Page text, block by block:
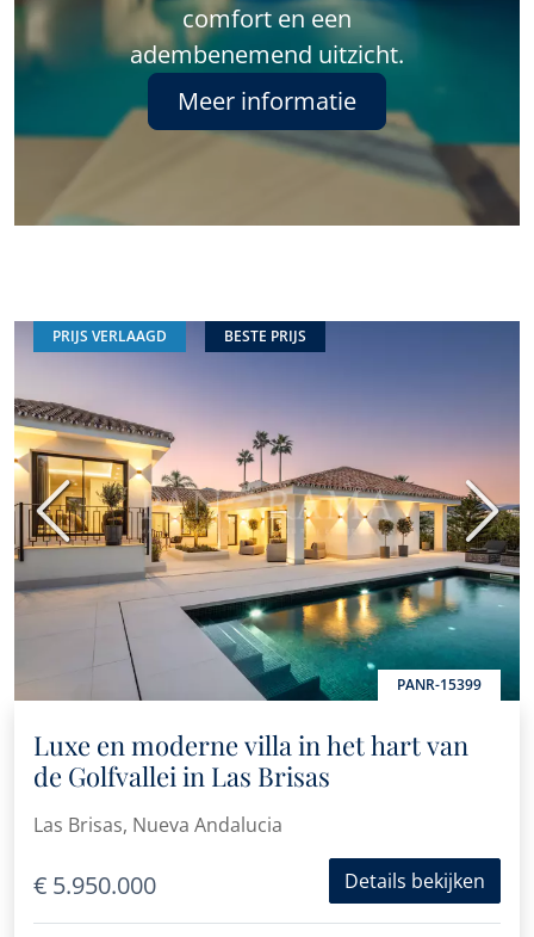
comfort en een
adembenemend uitzicht.
Meer informatie
PRIJS VERLAAGD BESTE PRIJS
PANR-15399
Vorige
Luxe en moderne villa in het hart van
de Golfvallei in Las Brisas
Las Brisas, Nueva Andalucia
€ 5.950.000 Details bekijken